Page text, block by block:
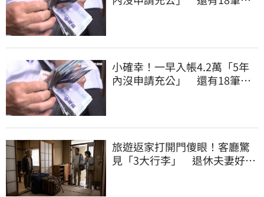
小確幸！一早入帳4.2萬「5年
內沒申請充公」 還有18筆錢
旅遊返家打開門傻眼！客廳驚
見「3大行李」 退休夫妻好心